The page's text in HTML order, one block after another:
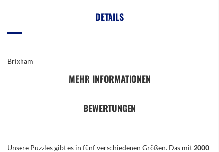
DETAILS
Brixham
MEHR INFORMATIONEN
BEWERTUNGEN
Unsere Puzzles gibt es in fünf verschiedenen Größen. Das mit 2000